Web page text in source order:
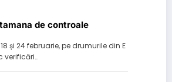
de controale
18 și 24 februarie, pe drumurile din E
verificări…